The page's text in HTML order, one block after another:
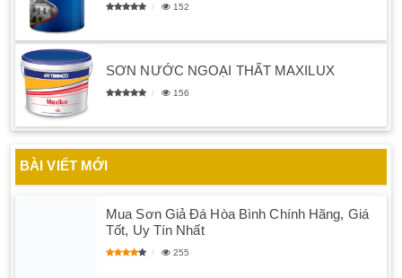
152
SƠN NƯỚC NGOẠI THẤT MAXILUX
156
BÀI VIẾT MỚI
Mua Sơn Giả Đá Hòa Bình Chính Hãng, Giá
Tốt, Uy Tín Nhất
255